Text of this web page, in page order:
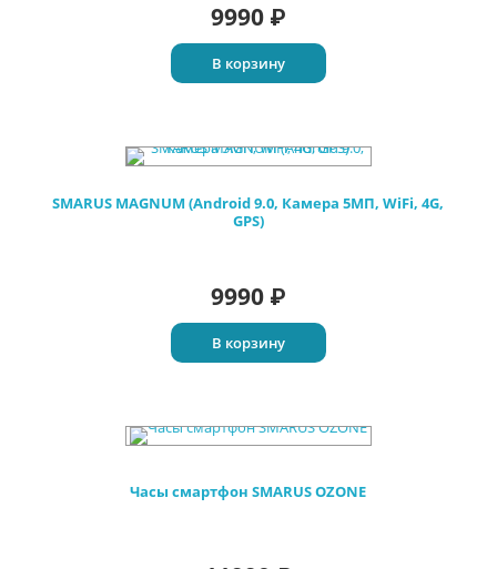
9990 ₽
В корзину
SMARUS MAGNUM (Android 9.0, Камера 5МП, WiFi, 4G,
GPS)
9990 ₽
В корзину
Часы смартфон SMARUS OZONE